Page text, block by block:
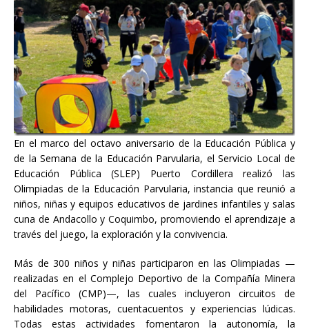
En el marco del octavo aniversario de la Educación Pública y
de la Semana de la Educación Parvularia, el Servicio Local de
Educación Pública (SLEP) Puerto Cordillera realizó las
Olimpiadas de la Educación Parvularia, instancia que reunió a
niños, niñas y equipos educativos de jardines infantiles y salas
cuna de Andacollo y Coquimbo, promoviendo el aprendizaje a
través del juego, la exploración y la convivencia.
Más de 300 niños y niñas participaron en las Olimpiadas —
realizadas en el Complejo Deportivo de la Compañía Minera
del Pacífico (CMP)—, las cuales incluyeron circuitos de
habilidades motoras, cuentacuentos y experiencias lúdicas.
Todas estas actividades fomentaron la autonomía, la